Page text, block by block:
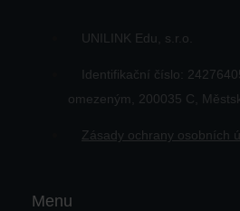
UNILINK Edu, s.r.o.
Identifikační číslo:
omezeným, 200035 C,
Zásady ochrany osobních
Menu